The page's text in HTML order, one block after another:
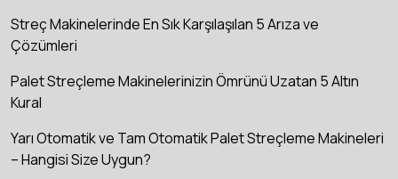
Streç Makinelerinde En Sık Karşılaşılan 5 Arıza ve
Çözümleri
Palet Streçleme Makinelerinizin Ömrünü Uzatan 5 Altın
Kural
Yarı Otomatik ve Tam Otomatik Palet Streçleme Makineleri
– Hangisi Size Uygun?